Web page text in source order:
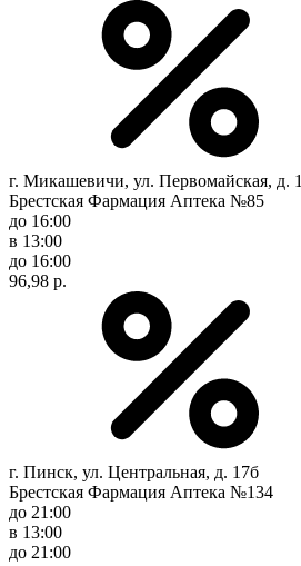
г. Микашевичи, ул. Первомайская, д. 1
Брестская Фармация Аптека №85
до 16:00
в 13:00
до 16:00
96,98 р.
г. Пинск, ул. Центральная, д. 17б
Брестская Фармация Аптека №134
до 21:00
в 13:00
до 21:00